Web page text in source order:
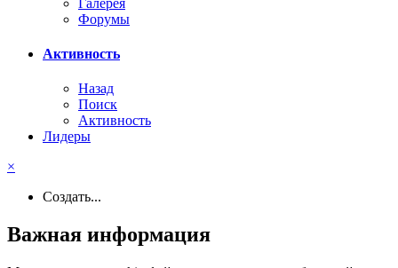
Форумы
Активность
Назад
Поиск
Активность
Лидеры
×
Создать...
Важная информация